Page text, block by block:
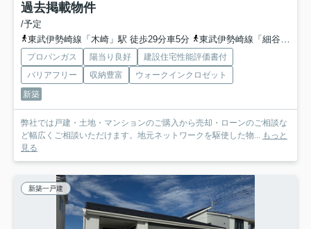
過去掲載物件
/予定
東武伊勢崎線「木崎」駅 徒歩29分車5分
東武伊勢崎線「細谷」駅 徒歩37分
プロパンガス 陽当り良好
建設住宅性能評価書付
バリアフリー
収納豊富
ウォークインクロゼット
新築
弊社では戸建・土地・マンションのご購入から売却・ローンのご相談な
ど幅広くご相談いただけます。地元ネットワークを駆使した物... もっと
見る
新築一戸建